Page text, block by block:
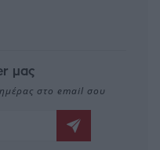
μας
ημέρας στο email σου